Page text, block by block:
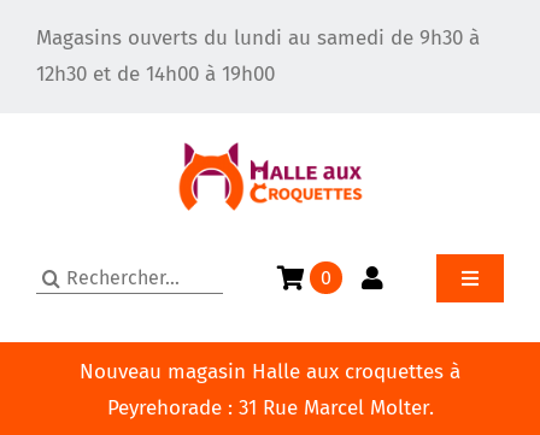
contenu
Magasins ouverts du lundi au samedi de 9h30 à
12h30 et de 14h00 à 19h00
Rechercher: 0
Toggle
Nouveau magasin Halle aux croquettes à
Peyrehorade : 31 Rue Marcel Molter.